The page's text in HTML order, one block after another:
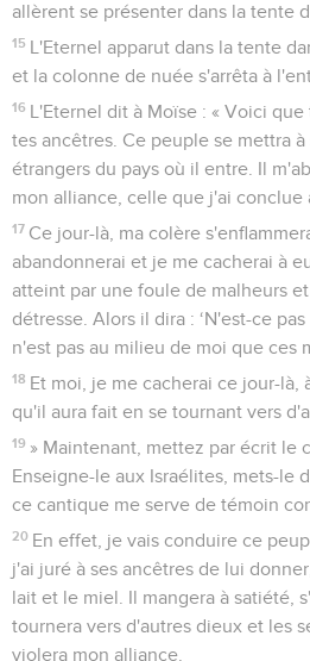
allèrent se présenter dans la tente
15 L'Eternel apparut dans la tente
et la colonne de nuée s'arrêta à
16 L'Eternel dit à Moïse : « Voici
tes ancêtres. Ce peuple se mettra
étrangers du pays où il entre. Il
mon alliance, celle que j'ai conclue
17 Ce jour-là, ma colère
abandonnerai et je me cacherai à
atteint par une foule de malheurs
détresse. Alors il dira : ‘N'est-ce
n'est pas au milieu de moi que ces
18 Et moi, je me cacherai ce jour-là,
qu'il aura fait en se tournant vers
19 » Maintenant, mettez par écrit le
Enseigne-le aux Israélites, mets-le
ce cantique me serve de témoin
20 En effet, je vais conduire ce
j'ai juré à ses ancêtres de lui
lait et le miel. Il mangera à satiété,
tournera vers d'autres dieux et les
violera mon alliance.